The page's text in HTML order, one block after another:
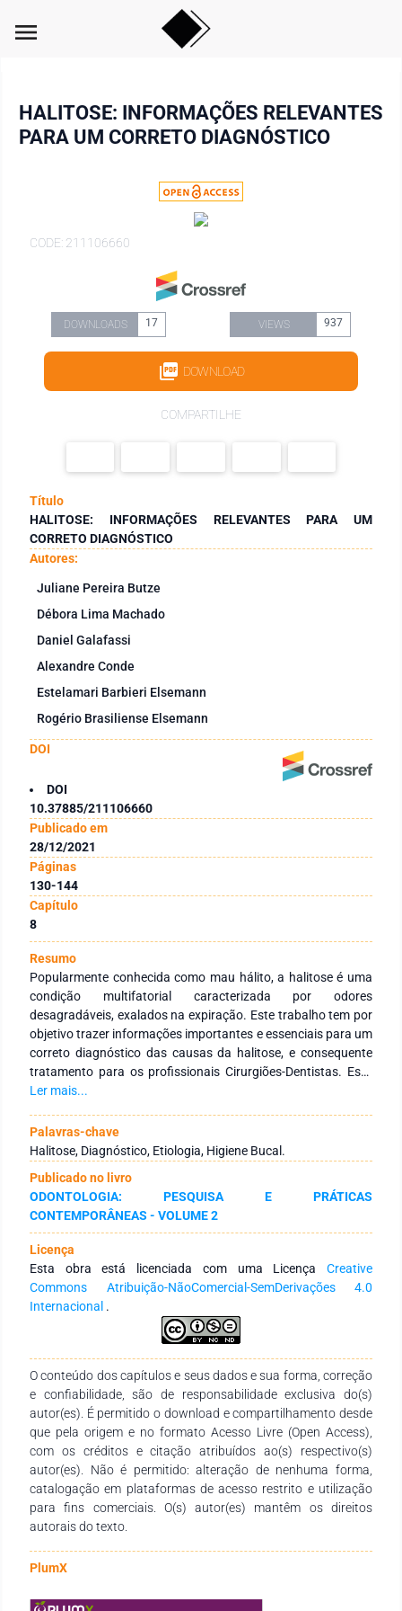
menu
HALITOSE: INFORMAÇÕES RELEVANTES
PARA UM CORRETO DIAGNÓSTICO
CODE: 211106660
DOWNLOADS 17 VIEWS 937
DOWNLOAD
COMPARTILHE
Título
HALITOSE: INFORMAÇÕES RELEVANTES PARA UM
CORRETO DIAGNÓSTICO
Autores:
Juliane Pereira Butze
Débora Lima Machado
Daniel Galafassi
Alexandre Conde
Estelamari Barbieri Elsemann
Rogério Brasiliense Elsemann
DOI
DOI
10.37885/211106660
Publicado em
28/12/2021
Páginas
130-144
Capítulo
8
Resumo
Popularmente conhecida como mau hálito, a halitose é uma
condição multifatorial caracterizada por odores
desagradáveis, exalados na expiração. Este trabalho tem por
objetivo trazer informações importantes e essenciais para um
correto diagnóstico das causas da halitose, e consequente
tratamento para os profissionais Cirurgiões-Dentistas. Esta
pesquisa constitui-se de uma revisão de literatura onde foram
eletrônicos. Por meio da literatura estudada, se pode concluir
que a halitose atinge cerca de 40% da população mundial e,
aproximadamente, 30% da população brasileira, com possível
impacto na qualidade de vida daqueles que a possuem. A
etiologia da halitose é diversa, sendo majoritariamente
relacionada a causas de origem bucal, ou seja, inicia-se na
boca principalmente em decorrência da saburra lingual. A
halitose tem tratamento, porém os profissionais da
Odontologia devem estar preparados para que um correto
diagnóstico seja realizado, e a população deve ser orientada
quanto aos fatores fisiológicos e patológicos, bem como a
Ler mais...
Palavras-chave
Halitose, Diagnóstico, Etiologia, Higiene Bucal.
Publicado no livro
ODONTOLOGIA: PESQUISA E PRÁTICAS
CONTEMPORÂNEAS - VOLUME 2
Licença
Esta obra está licenciada com uma Licença Creative
Commons Atribuição-NãoComercial-SemDerivações 4.0
Internacional .
O conteúdo dos capítulos e seus dados e sua forma, correção
e confiabilidade, são de responsabilidade exclusiva do(s)
autor(es). É permitido o download e compartilhamento desde
que pela origem e no formato Acesso Livre (Open Access),
com os créditos e citação atribuídos ao(s) respectivo(s)
autor(es). Não é permitido: alteração de nenhuma forma,
catalogação em plataformas de acesso restrito e utilização
para fins comerciais. O(s) autor(es) mantêm os direitos
autorais do texto.
PlumX